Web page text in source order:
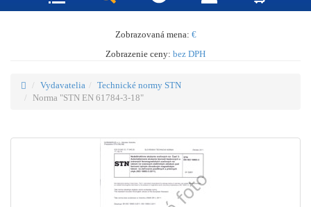
Zobrazovaná mena: €
Zobrazenie ceny: bez DPH
Vydavatelia
Technické normy STN
Norma "STN EN 61784-3-18"